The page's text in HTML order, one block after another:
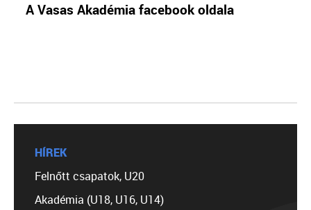
A Vasas Akadémia facebook oldala
HÍREK
Felnőtt csapatok, U20
Akadémia (U18, U16, U14)